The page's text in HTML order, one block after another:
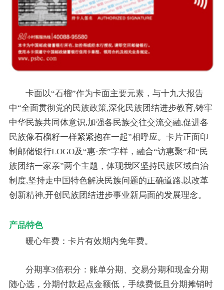
卡面以“石榴”作为卡面主要元素，与十九大报告
中“全面贯彻党的民族政策,深化民族团结进步教育,铸牢
中华民族共同体意识,加强各民族交往交流交融,促进各
民族像石榴籽一样紧紧抱在一起”相呼应。卡片正面印
制邮储银行LOGO及“惠·亲”字样，融合“访惠聚”和“民
族团结一家亲”两个主题，体现我区坚持民族区域自治
制度,坚持走中国特色解决民族问题的正确道路,以改革
创新精神,开创民族团结进步事业新局面的发展理念。
产品特色
暖心年费：卡片有效期内免年费。
分期享3倍积分：账单分期、交易分期和现金分期
随心选，分期付款起点金额低，手续费低且分期摊销时